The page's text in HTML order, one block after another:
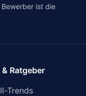
ist die
Ratgeber
Trends